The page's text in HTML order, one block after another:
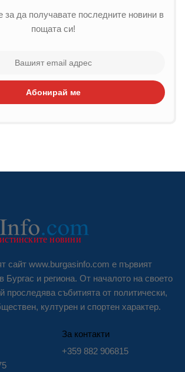
за да получавате последните новини в
пощата си!
Абонирай ме
сайт www.burgasinfo.com е първият
Бургас и региона. От началото на своето
проследява събитията от политически,
културен и спортен характер.
За контакти
+359 882 906815